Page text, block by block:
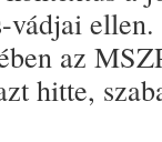
az
hitte,